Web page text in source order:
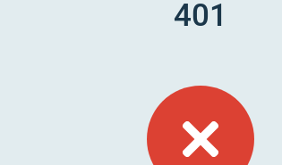
Testiranja
401